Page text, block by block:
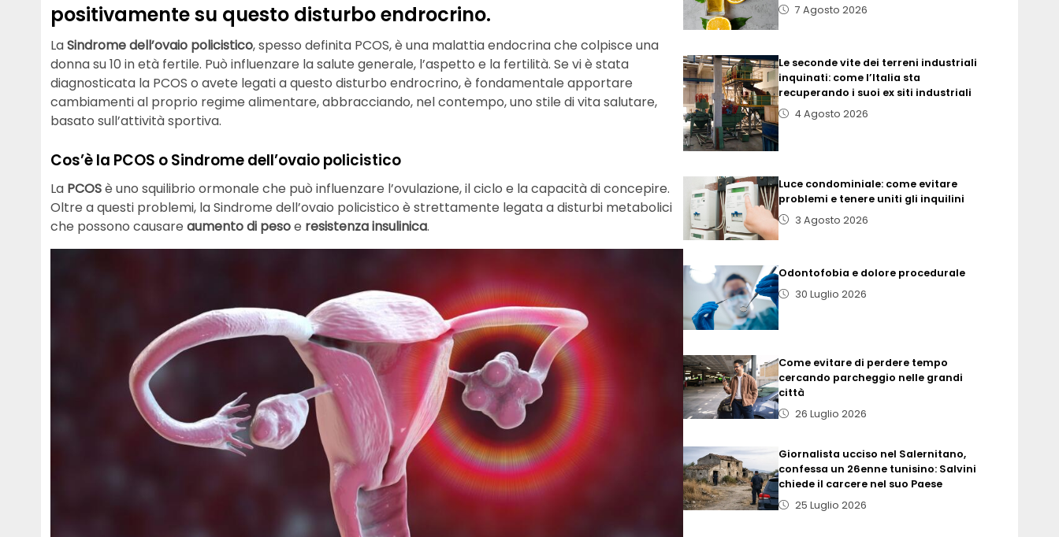
positivamente su questo disturbo endrocrino.
LaSindrome dell’ovaio policistico, spesso definita PCOS, è una malattia endocrina che colpisce una
donna su 10 in età fertile. Può influenzare la salute generale, l’aspetto e la fertilità. Se vi è stata
diagnosticata la PCOS o avete legati a questo disturbo endrocrino, è fondamentale apportare
cambiamenti al proprio regime alimentare, abbracciando, nel contempo, uno stile di vita salutare,
basato sull’attività sportiva.
Cos’è la PCOS o Sindrome dell’ovaio policistico
La PCOSè uno squilibrio ormonale che può influenzare l’ovulazione, il ciclo e la capacità di concepire.
Oltre a questi problemi, la Sindrome dell’ovaio policistico è strettamente legata a disturbi metabolici
che possono causare aumento di pesoe resistenza insulinica.
7 Agosto 2026
Le seconde vite dei terreni industriali
inquinati: come l’Italia sta
recuperando i suoi ex siti industriali
4 Agosto 2026
Luce condominiale: come evitare
problemi e tenere uniti gli inquilini
3 Agosto 2026
Odontofobia e dolore procedurale
30 Luglio 2026
Come evitare di perdere tempo
cercando parcheggio nelle grandi
città
26 Luglio 2026
Giornalista ucciso nel Salernitano,
confessa un 26enne tunisino: Salvini
chiede il carcere nel suo Paese
25 Luglio 2026